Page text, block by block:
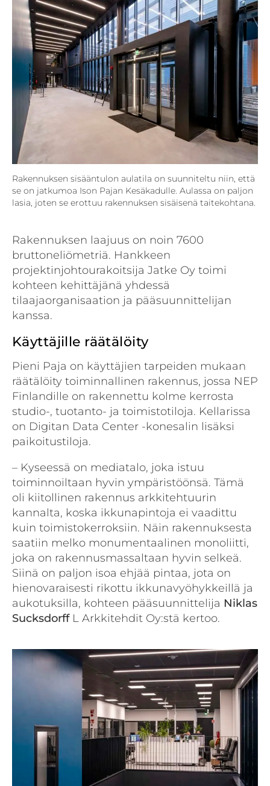
Rakennuksen sisääntulon aulatila on suunniteltu niin, että
se on jatkumoa Ison Pajan Kesäkadulle. Aulassa on paljon
lasia, joten se erottuu rakennuksen sisäisenä taitekohtana.
Rakennuksen laajuus on noin 7600
bruttoneliömetriä. Hankkeen
projektinjohtourakoitsija Jatke Oy toimi
kohteen kehittäjänä yhdessä
tilaajaorganisaation ja pääsuunnittelijan
kanssa.
Käyttäjille räätälöity
Pieni Paja on käyttäjien tarpeiden mukaan
räätälöity toiminnallinen rakennus, jossa NEP
Finlandille on rakennettu kolme kerrosta
studio-, tuotanto- ja toimistotiloja. Kellarissa
on Digitan Data Center -konesalin lisäksi
paikoitustiloja.
– Kyseessä on mediatalo, joka istuu
toiminnoiltaan hyvin ympäristöönsä. Tämä
oli kiitollinen rakennus arkkitehtuurin
kannalta, koska ikkunapintoja ei vaadittu
kuin toimistokerroksiin. Näin rakennuksesta
saatiin melko monumentaalinen monoliitti,
joka on rakennusmassaltaan hyvin selkeä.
Siinä on paljon isoa ehjää pintaa, jota on
hienovaraisesti rikottu ikkunavyöhykkeillä ja
aukotuksilla, kohteen pääsuunnittelija Niklas
SucksdorffL Arkkitehdit Oy:stä kertoo.